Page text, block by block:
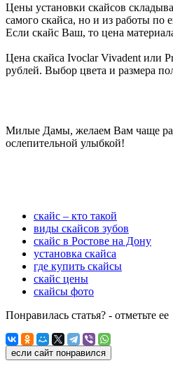
Цены установки скайсов
самого скайса, но и из работы по
Если скайс Ваш, то цена
Цена скайса Ivoclar Vivadent или
рублей. Выбор цвета и размера
Милые Дамы, желаем Вам чаще
ослепительной улыбкой!
скайс – кто такой
виды скайсов зубов
скайс в Ростове на Дону
установка скайса
где купить скайсы
скайс цены
скайсы фото
Понравилась статья? - отметьте ее
если сайт понравился